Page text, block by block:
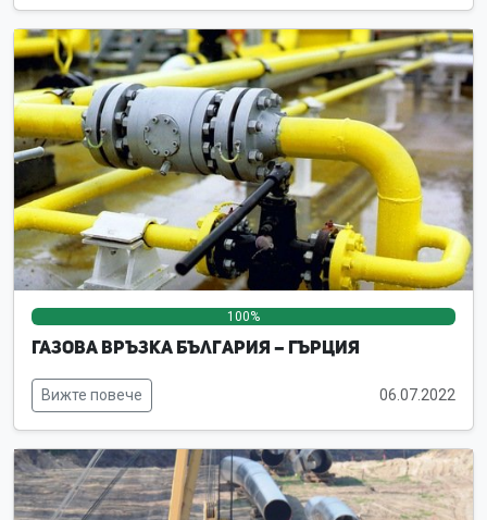
100%
Газова връзка България – Гърция
Вижте повече 06.07.2022